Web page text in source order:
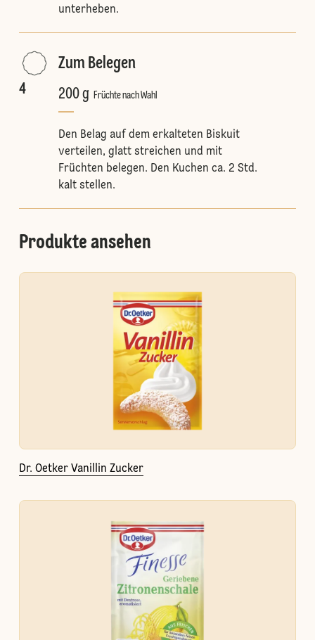
unterheben.
4
Zum Belegen
200 g Früchte nach Wahl
Den Belag auf dem erkalteten Biskuit
verteilen, glatt streichen und mit
Früchten belegen. Den Kuchen ca. 2 Std.
kalt stellen.
Produkte ansehen
Dr. Oetker Vanillin Zucker